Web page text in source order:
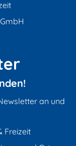
an und
Freizeit